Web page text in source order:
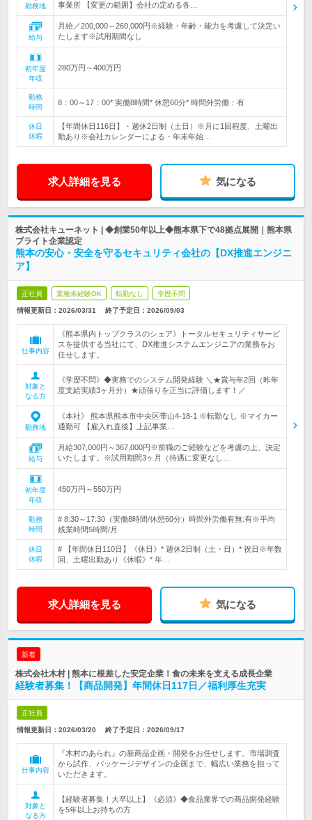
勤務地
事業所 【変更の範囲】会社の定める各…
給与
月給／200,000～260,000円※経験・年齢・能力を考慮して決定い
たします※試用期間なし
初年度
年収
280万円～400万円
勤務
時間
8：00～17：00* 実働8時間* 休憩60分* 時間外労働：有
休日
休暇
【年間休日116日】・週休2日制（土日）※月に1回程度、土曜出
勤あり※会社カレンダーによる・年末年始…
求人詳細を見る 気になる
株式会社キューネット | ◆創業50年以上◆熊本県下で48拠点展開｜熊本県
ブライト企業認定
熊本の安心・安全を守るセキュリティ会社の【DX推進エンジニ
ア】
正社員 業種未経験OK 転勤なし 学歴不問
情報更新日：2026/03/31 終了予定日： 2026/09/03
仕事内容
《熊本県内トップクラスのシェア》トータルセキュリティサービ
スを提供する当社にて、DX推進システムエンジニアの業務をお
任せします。
対象と
なる方
《学歴不問》◆実務でのシステム開発経験 ＼★賞与年2回（昨年
度支給実績3ヶ月分）★頑張りを正当に評価します！／
勤務地
《本社》 熊本県熊本市中央区帯山4-18-1 ※転勤なし ※マイカー
通勤可 【雇入れ直後】上記事業…
給与
月給307,000円～367,000円※前職のご経験などを考慮の上、決定
いたします。※試用期間3ヶ月（待遇に変更なし…
初年度
年収
450万円～550万円
勤務
時間
# 8:30～17:30（実働8時間/休憩60分）時間外労働有無:有※平均
残業時間5時間/月
休日
休暇
# 【年間休日110日】《休日》* 週休2日制（土・日）* 祝日※年数
回、土曜出勤あり《休暇》* 年…
求人詳細を見る 気になる
新着
株式会社木村 | 熊本に根差した安定企業！食の未来を支える成長企業
経験者募集！【商品開発】年間休日117日／福利厚生充実
正社員
情報更新日：2026/03/20 終了予定日： 2026/09/17
仕事内容
『木村のあられ』の新商品企画・開発をお任せします。市場調査
から試作、パッケージデザインの企画まで、幅広い業務を担って
いただきます。
対象と
なる方
【経験者募集！大卒以上】《必須》◆食品業界での商品開発経験
を5年以上お持ちの方